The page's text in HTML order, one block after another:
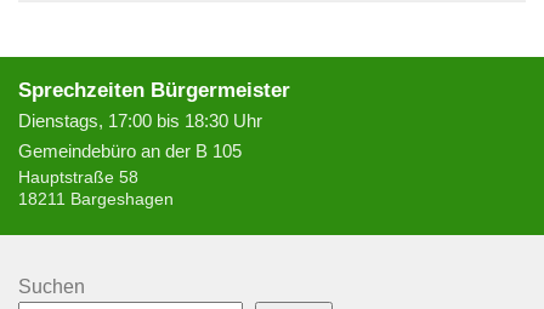
Sprechzeiten Bürgermeister
Dienstags, 17:00 bis 18:30 Uhr
Gemeindebüro an der B 105
Hauptstraße 58
18211 Bargeshagen
Suchen